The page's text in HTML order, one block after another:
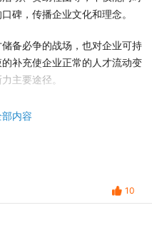
碑，传播企业文化和理念。
备必争的战场，也对企业可持
补充使企业正常的人才流动变
主要途径。
内容
10